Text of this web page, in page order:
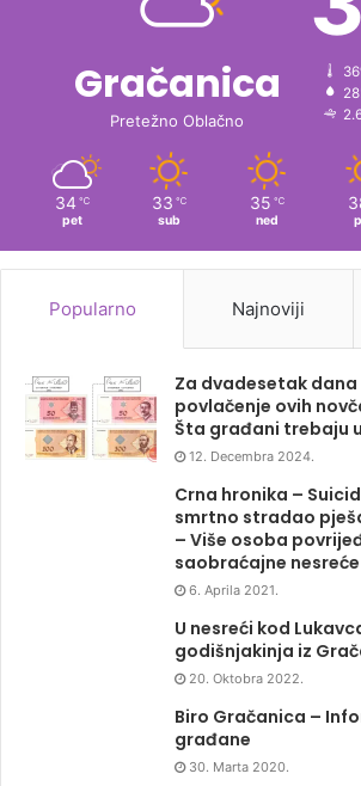
Gračanica
Pretežno Oblačno
34 ℃
pet
33 ℃
sub
35 ℃
ned
Popularno Najnoviji
Za dvadesetak
povlačenje ovih
Šta građani trebaju
12. Decembra 2024.
Crna hronika –
smrtno stradao
– Više osoba
saobraćajne nesreće
6. Aprila 2021.
U nesreći kod
godišnjakinja iz
20. Oktobra 2022.
Biro Gračanica –
građane
30. Marta 2020.